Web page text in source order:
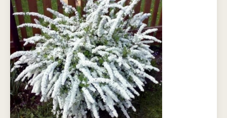
Гладиолус
Годеция
Гортензия
Декоративная капуста
Декоративный лук
Дельфиниум